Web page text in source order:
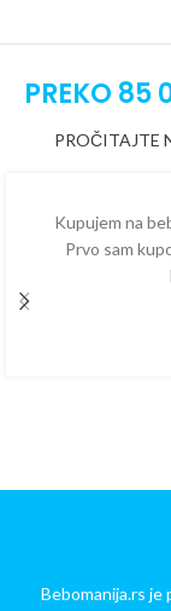
PREKO 85
PROČITAJTE
Kupujem na
Prvo sam
Bebomanija.rs je